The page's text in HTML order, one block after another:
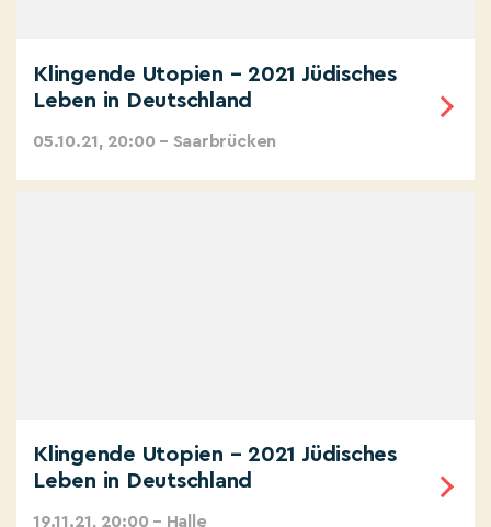
Klingende Utopien – 2021 Jüdisches
Leben in Deutschland
05.10.21, 20:00 – Saarbrücken
Klingende Utopien – 2021 Jüdisches
Leben in Deutschland
19.11.21, 20:00 – Halle